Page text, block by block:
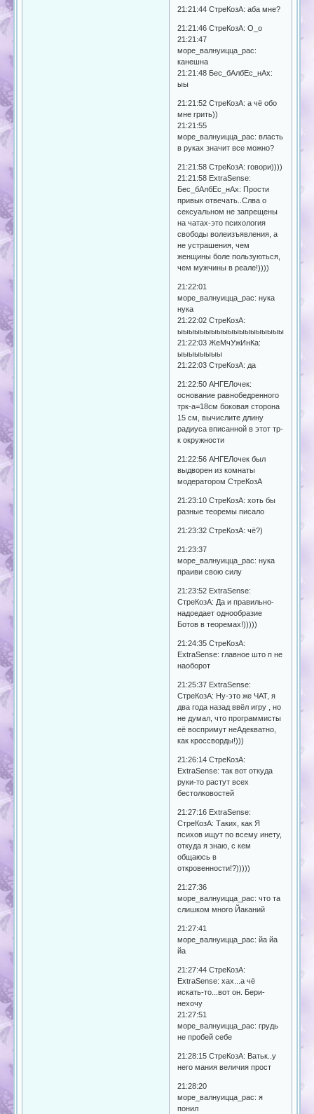
21:21:44 СтреКозА: аба мне?
21:21:46 СтреКозА: О_о
21:21:47
море_валнуицца_рас:
канешна
21:21:48 Бес_бАлбЕс_нАх:
ыы
21:21:52 СтреКозА: а чё обо
мне грить))
21:21:55
море_валнуицца_рас: власть
в руках значит все можно?
21:21:58 СтреКозА: говори))))
21:21:58 ExtraSense:
Бес_бАлбЕс_нАх: Прости
привык отвечать..Слва о
сексуальном не запрещены
на чатах-это психология
свободы волеизъявления, а
не устрашения, чем
женщины боле пользуються,
чем мужчины в реале!))))
21:22:01
море_валнуицца_рас: нука
нука
21:22:02 СтреКозА:
21:22:03 ЖeМчУжИнКа:
ыыыыыыыы
21:22:03 СтреКозА: да
21:22:50 АНГЕЛочек:
основание равнобедренного
трк-а=18см боковая сторона
15 см, вычислите длину
радиуса вписанной в этот тр-
к окружности
21:22:56 АНГЕЛочек был
выдворен из комнаты
модератором СтреКозА
21:23:10 СтреКозА: хоть бы
разные теоремы писало
21:23:32 СтреКозА: чё?)
21:23:37
море_валнуицца_рас: нука
праиви свою силу
21:23:52 ExtraSense:
СтреКозА: Да и правильно-
надоедает однообразие
Ботов в теоремах!)))))
21:24:35 СтреКозА:
ExtraSense: главное што п не
наоборот
21:25:37 ExtraSense:
СтреКозА: Ну-это же ЧАТ, я
два года назад ввёл игру , но
не думал, что программисты
её воспримут неАдекватно,
как кроссворды!)))
21:26:14 СтреКозА:
ExtraSense: так вот откуда
руки-то растут всех
бестолковостей
21:27:16 ExtraSense:
СтреКозА: Таких, как Я
психов ищут по всему инету,
откуда я знаю, с кем
общаюсь в
откровенности!?)))))
21:27:36
море_валнуицца_рас: что та
слишком много Йаканий
21:27:41
море_валнуицца_рас: йа йа
йа
21:27:44 СтреКозА:
ExtraSense: хах...а чё
искать-то...вот он. Бери-
нехочу
21:27:51
море_валнуицца_рас: грудь
не пробей себе
21:28:15 СтреКозА: Ватьк..у
него мания величия прост
21:28:20
море_валнуицца_рас: я
понил